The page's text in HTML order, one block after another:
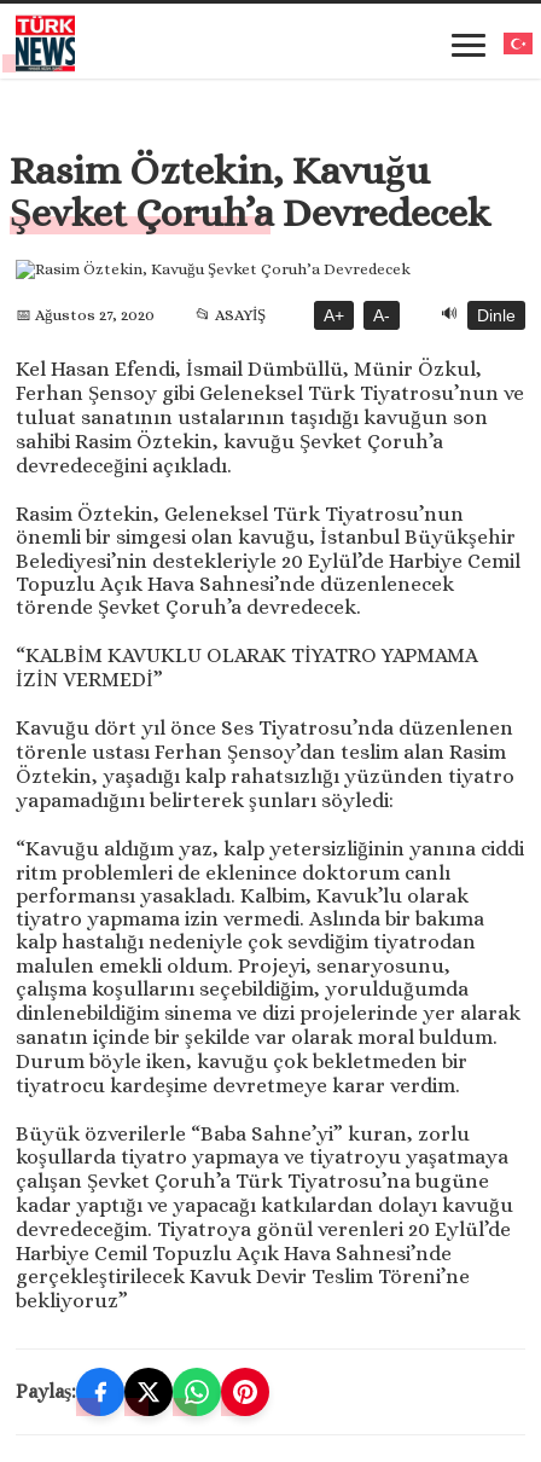
Rasim Öztekin, Kavuğu
Şevket Çoruh’a Devredecek
📅 Ağustos 27, 2020 📂 ASAYİŞ A+ A- 🔊 Dinle
Kel Hasan Efendi, İsmail Dümbüllü, Münir Özkul,
Ferhan Şensoy gibi Geleneksel Türk Tiyatrosu’nun ve
tuluat sanatının ustalarının taşıdığı kavuğun son
sahibi Rasim Öztekin, kavuğu Şevket Çoruh’a
devredeceğini açıkladı.
Rasim Öztekin, Geleneksel Türk Tiyatrosu’nun
önemli bir simgesi olan kavuğu, İstanbul Büyükşehir
Belediyesi’nin destekleriyle 20 Eylül’de Harbiye Cemil
Topuzlu Açık Hava Sahnesi’nde düzenlenecek
törende Şevket Çoruh’a devredecek.
“KALBİM KAVUKLU OLARAK TİYATRO YAPMAMA
İZİN VERMEDİ”
Kavuğu dört yıl önce Ses Tiyatrosu’nda düzenlenen
törenle ustası Ferhan Şensoy’dan teslim alan Rasim
Öztekin, yaşadığı kalp rahatsızlığı yüzünden tiyatro
yapamadığını belirterek şunları söyledi:
“Kavuğu aldığım yaz, kalp yetersizliğinin yanına ciddi
ritm problemleri de eklenince doktorum canlı
performansı yasakladı. Kalbim, Kavuk’lu olarak
tiyatro yapmama izin vermedi. Aslında bir bakıma
kalp hastalığı nedeniyle çok sevdiğim tiyatrodan
malulen emekli oldum. Projeyi, senaryosunu,
çalışma koşullarını seçebildiğim, yorulduğumda
dinlenebildiğim sinema ve dizi projelerinde yer alarak
sanatın içinde bir şekilde var olarak moral buldum.
Durum böyle iken, kavuğu çok bekletmeden bir
tiyatrocu kardeşime devretmeye karar verdim.
Büyük özverilerle “Baba Sahne’yi” kuran, zorlu
koşullarda tiyatro yapmaya ve tiyatroyu yaşatmaya
çalışan Şevket Çoruh’a Türk Tiyatrosu’na bugüne
kadar yaptığı ve yapacağı katkılardan dolayı kavuğu
devredeceğim. Tiyatroya gönül verenleri 20 Eylül’de
Harbiye Cemil Topuzlu Açık Hava Sahnesi’nde
gerçekleştirilecek Kavuk Devir Teslim Töreni’ne
bekliyoruz”
Paylaş: